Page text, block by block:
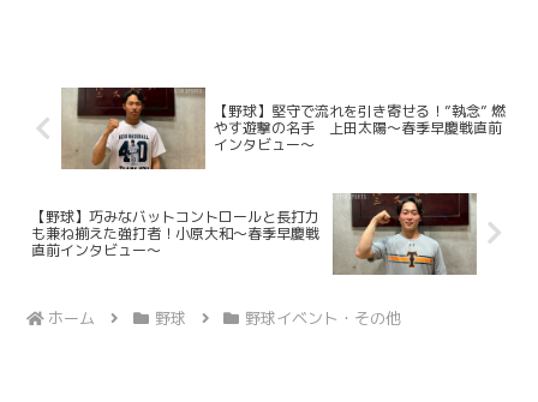
【野球】堅守で流れを引き寄せる！”執念” 燃
やす遊撃の名手 上田太陽～春季早慶戦直前
インタビュー～
【野球】巧みなバットコントロールと長打力
も兼ね揃えた強打者！小原大和～春季早慶戦
直前インタビュー～
ホーム 野球 野球イベント・その他